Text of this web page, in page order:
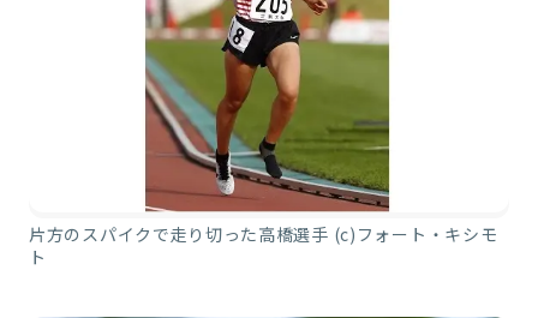
片方のスパイクで走り切った高橋選手 (c)フォート・キシモ
ト